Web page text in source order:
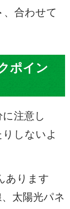
、合わせて
ポイン
注意し
しないよ
あります
太陽光パネ